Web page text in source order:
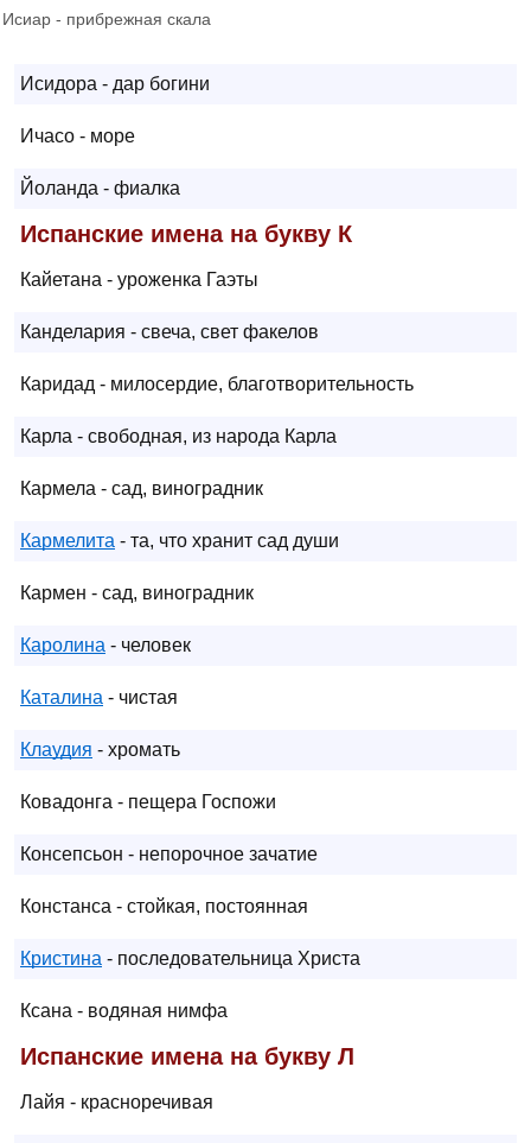
Исиар - прибрежная скала
Исидора - дар богини
Ичасо - море
Йоланда - фиалка
Испанские имена на букву К
Кайетана - уроженка Гаэты
Канделария - свеча, свет факелов
Каридад - милосердие, благотворительность
Карла - свободная, из народа Карла
Кармела - сад, виноградник
Кармелита - та, что хранит сад души
Кармен - сад, виноградник
Каролина - человек
Каталина - чистая
Клаудия - хромать
Ковадонга - пещера Госпожи
Консепсьон - непорочное зачатие
Констанса - стойкая, постоянная
Кристина - последовательница Христа
Ксана - водяная нимфа
Испанские имена на букву Л
Лайя - красноречивая